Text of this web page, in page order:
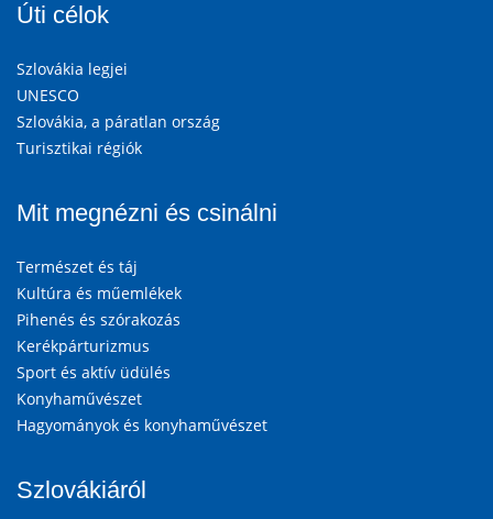
Úti célok
Szlovákia legjei
UNESCO
Szlovákia, a páratlan ország
Turisztikai régiók
Mit megnézni és csinálni
Természet és táj
Kultúra és műemlékek
Pihenés és szórakozás
Kerékpárturizmus
Sport és aktív üdülés
Konyhaművészet
Hagyományok és konyhaművészet
Szlovákiáról